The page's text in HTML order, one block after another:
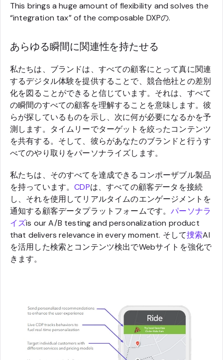
This brings a huge amount of flexibility and solves the
“integration tax” of the composable DXPの.
あらゆる瞬間に関連性を持たせる
私たちは、ブランドは、すべての顧客にとって真に関連
するデジタル体験を提供することで、競合他社との差別
化を図ることができると信じています。それは、すべて
の瞬間のすべての顧客を理解することを意味します。彼
らが探しているものを示し、次に何が必要になるかを予
測します。タイムリーでターゲットを絞ったコンテンツ
を共有する。そして、彼らがあなたのブランドと行うす
べてのやり取りをパーソナライズします。
私たちは、そのすべてを達成できるコンポーザブル製品
を持っています。CDPは、すべての顧客データを接続
し、それを使用してリアルタイムのエンゲージメントを
通知する顧客データプラットフォームです。パーソナラ
イズis our A/B testing and personalization product
that delivers relevance in every moment. そして捜索AI
を活用した検索とコンテンツ検出でWebサイトを強化で
きます。